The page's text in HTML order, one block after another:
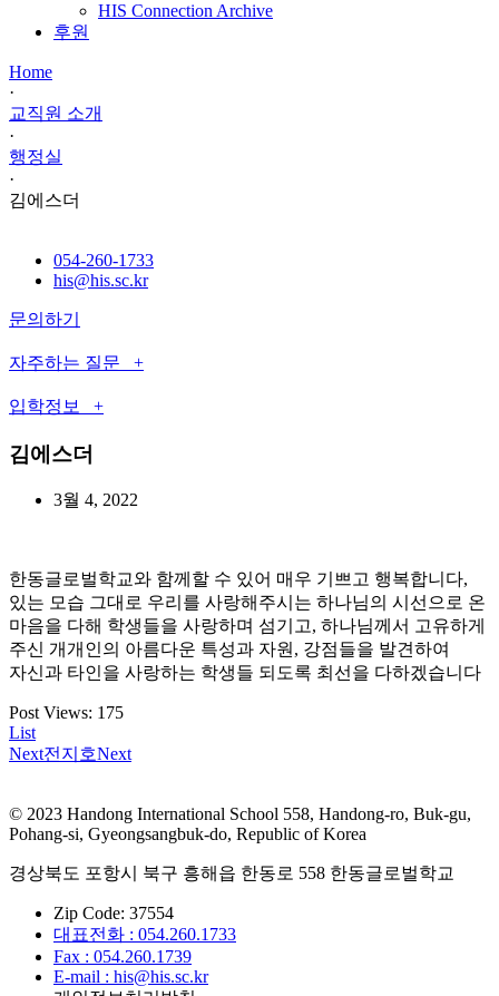
HIS Connection Archive
후원
Home
·
교직원 소개
·
행정실
·
김에스더
054-260-1733
his@his.sc.kr
문의하기
자주하는 질문 +
입학정보 +
김에스더
3월 4, 2022
한동글로벌학교와 함께할 수 있어 매우 기쁘고 행복합니다,
있는 모습 그대로 우리를 사랑해주시는 하나님의 시선으로 온
마음을 다해 학생들을 사랑하며 섬기고, 하나님께서 고유하게
주신 개개인의 아름다운 특성과 자원, 강점들을 발견하여
자신과 타인을 사랑하는 학생들 되도록 최선을 다하겠습니다
Post Views: 175
List
Next전지호Next
© 2023 Handong International School 558, Handong-ro, Buk-gu,
Pohang-si, Gyeongsangbuk-do, Republic of Korea
경상북도 포항시 북구 흥해읍 한동로 558 한동글로벌학교
Zip Code: 37554
대표전화 : 054.260.1733
Fax : 054.260.1739
E-mail : his@his.sc.kr